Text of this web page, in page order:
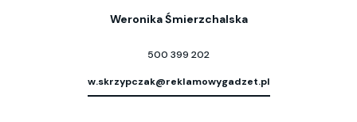
Weronika Śmierzchalska
500 399 202
w.skrzypczak@reklamowygadzet.pl